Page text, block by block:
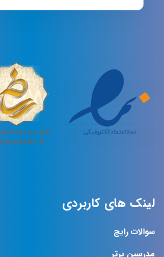
لینک های کاربردی
سوالات رایج
مدرسین برتر